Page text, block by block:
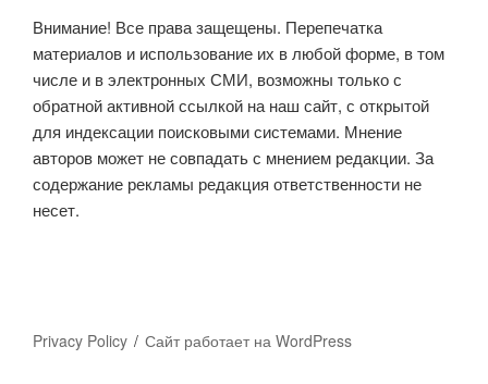
Внимание! Все права защещены. Перепечатка
материалов и использование их в любой форме, в том
числе и в электронных СМИ, возможны только с
обратной активной ссылкой на наш сайт, с открытой
для индексации поисковыми системами. Мнение
авторов может не совпадать с мнением редакции. За
содержание рекламы редакция ответственности не
несет.
Privacy Policy Сайт работает на WordPress